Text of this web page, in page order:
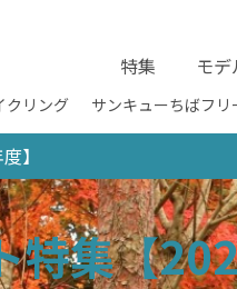
特集 モデ
クリング サンキューちばフリ
】
特集【